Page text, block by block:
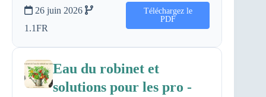
26 juin 2026
1.1FR
Téléchargez le
PDF
Eau du robinet et
solutions pour les pro -